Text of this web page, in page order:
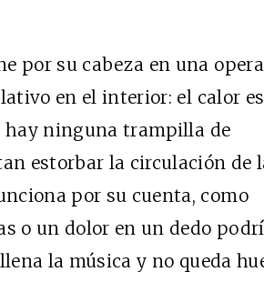
por su cabeza en una
en el interior: el calor es
hay ninguna trampilla de
estorbar la circulación de
por su cuenta, como
o un dolor en un dedo
la música y no queda